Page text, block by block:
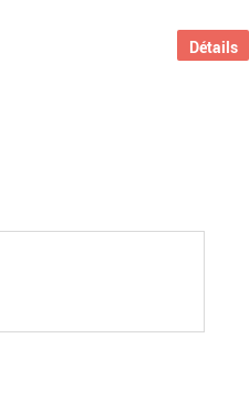
Détails